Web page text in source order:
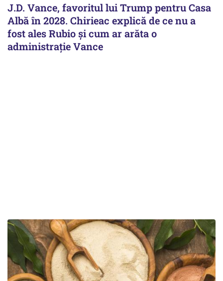
J.D. Vance, favoritul lui Trump pentru Casa
Albă în 2028. Chirieac explică de ce nu a
fost ales Rubio și cum ar arăta o
administrație Vance